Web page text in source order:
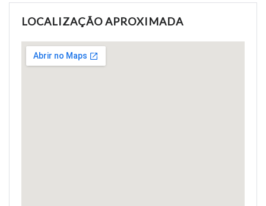
LOCALIZAÇÃO APROXIMADA